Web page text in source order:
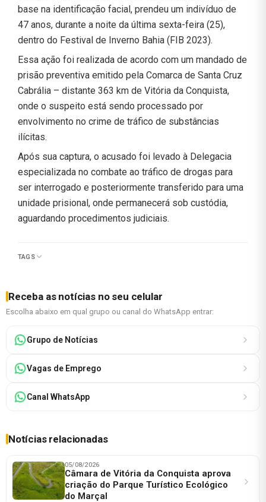
base na identificação facial, prendeu um indivíduo de
47 anos, durante a noite da última sexta-feira (25),
dentro do Festival de Inverno Bahia (FIB 2023).
Essa ação foi realizada de acordo com um mandado de
prisão preventiva emitido pela Comarca de Santa Cruz
Cabrália – distante 363 km de Vitória da Conquista,
onde o suspeito está sendo processado por
envolvimento no crime de tráfico de substâncias
ilícitas.
Após sua captura, o acusado foi levado à Delegacia
especializada no combate ao tráfico de drogas para
ser interrogado e posteriormente transferido para uma
unidade prisional, onde permanecerá sob custódia,
aguardando procedimentos judiciais.
TAGS
Receba as notícias no seu celular
Escolha abaixo em qual grupo ou canal do WhatsApp entrar:
Grupo de Notícias
Vagas de Emprego
Canal WhatsApp
Notícias relacionadas
05/08/2026
Câmara de Vitória da Conquista aprova
criação do Parque Turístico Ecológico
do Marçal